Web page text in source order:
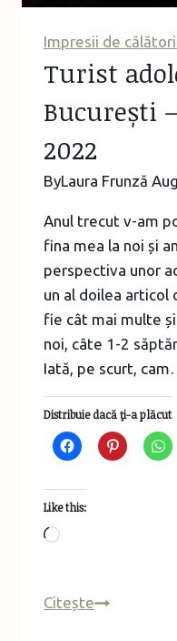
Mehedinți
Impresii de
Turist
București
2022
ByLaura Frunză
Anul trecut v-am
fina mea la noi și
perspectiva unor
un al doilea articol
fie cât mai multe și
noi, câte 1-2
Iată, pe scurt,
Distribuie dacă ţi-a plăcut
Like this:
Loading…
CiteșteTurist